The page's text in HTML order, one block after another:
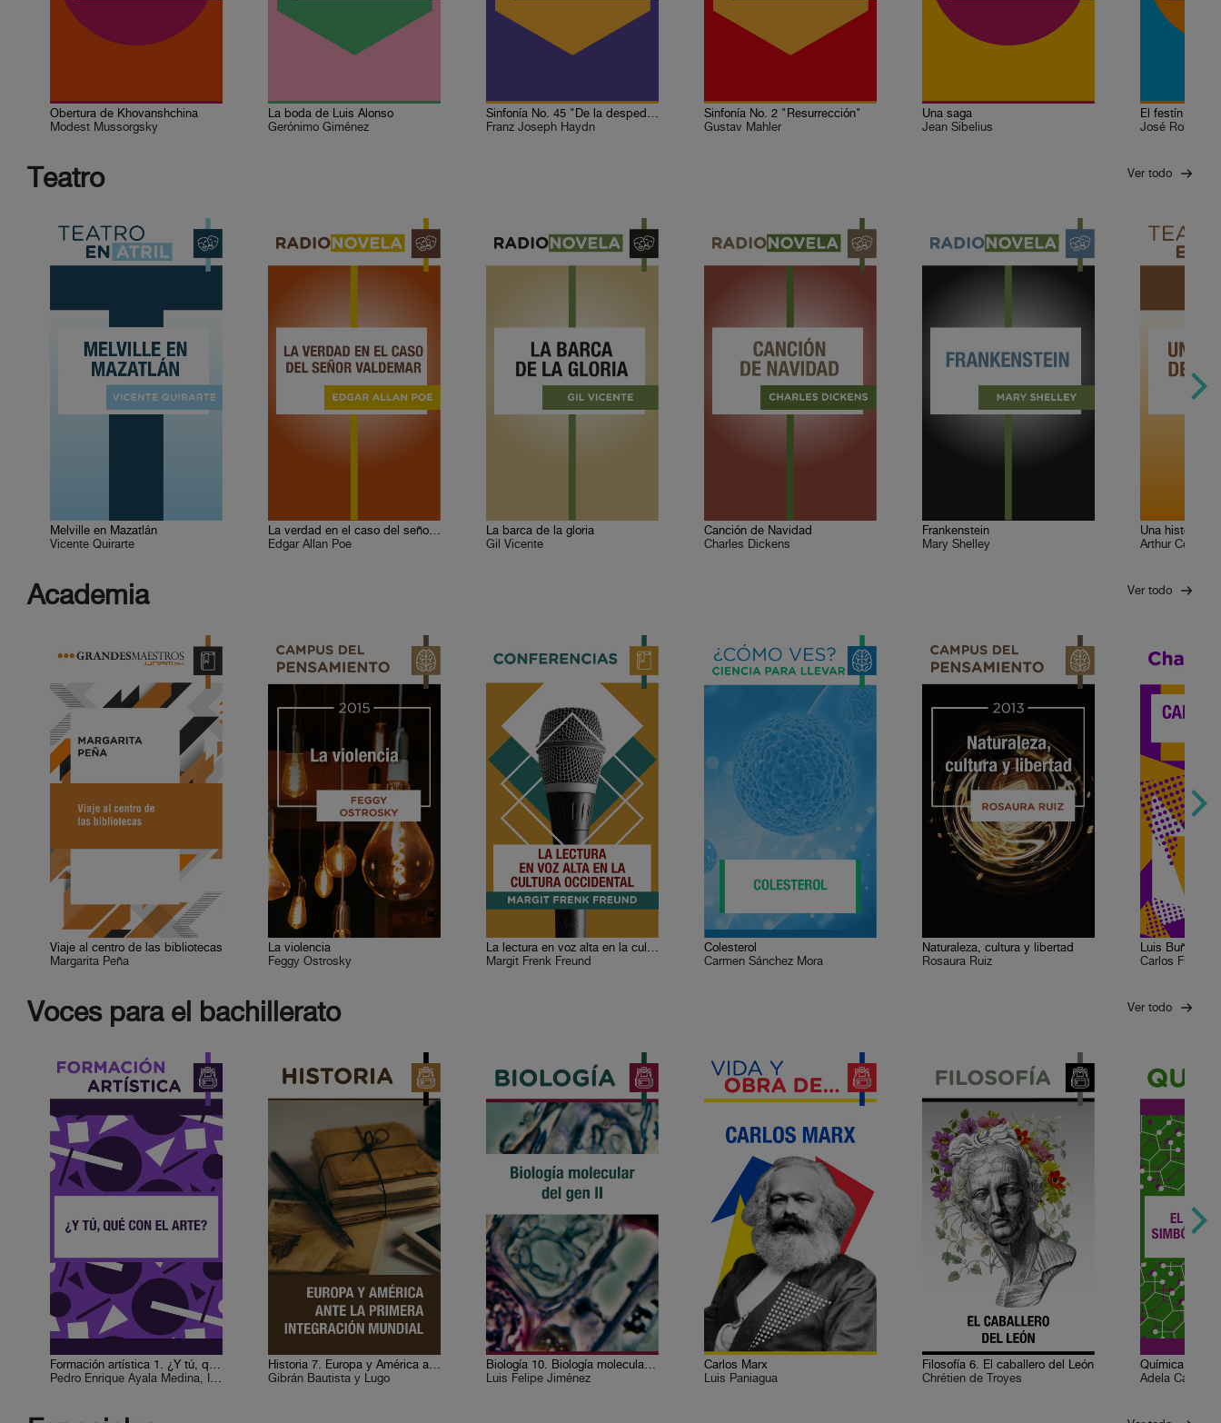
Obertura de Khovanshchina
Modest Mussorgsky
La boda de Luis Alonso
Gerónimo Giménez
Sinfonía No. 45 "De la despedida"
Franz Joseph Haydn
Sinfonía No. 2 "Resurrección"
Gustav Mahler
Una saga
Jean Sibelius
El festín de
José Rolón
Teatro Ver todo
Melville en Mazatlán
Vicente Quirarte
La verdad en el caso del señor Valdemar
Edgar Allan Poe
La barca de la gloria
Gil Vicente
Canción de Navidad
Charles Dickens
Frankenstein
Mary Shelley
Una historia
Arthur Conan
Academia Ver todo
Viaje al centro de las bibliotecas
Margarita Peña
La violencia
Feggy Ostrosky
La lectura en voz alta en la cultura occidental
Margit Frenk Freund
Colesterol
Carmen Sánchez Mora
Naturaleza, cultura y libertad
Rosaura Ruiz
Carlos Fuentes
Voces para el bachillerato Ver todo
Formación artística 1. ¿Y tú, qué con el arte?
Pedro Enrique Ayala Medina, Ismael Antonio Colmenares M., Leticia Escobar, Víctor Manuel Monroy de la Rosa, Sergio Herrera Castro, Guadalupe Sumano Durán, Saúl León Ramírez, José Luis Alderete Retana, Felipe Mejía Rodríguez
Historia 7. Europa y América ante la primera integración mundial
Gibrán Bautista y Lugo
Biología 10. Biología molecular del gen II
Luis Felipe Jiménez
Carlos Marx
Luis Paniagua
Filosofía 6. El caballero del León
Chrétien de Troyes
Adela